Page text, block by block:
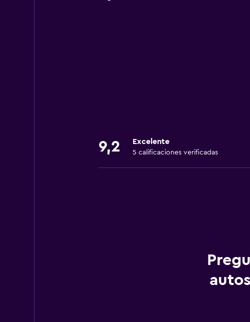
9,2 Excelente
5 calificaciones verificadas